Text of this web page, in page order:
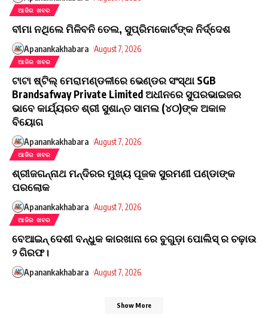
ଆଜିର ଖବର
ବୀମା ନଥିଲେ ମିଳିବନି ତେଲ, ସୁପ୍ରିମକୋର୍ଟଙ୍କ ନିର୍ଦ୍ଦେଶ
Apanankakhabara August 7, 2026
ଆଜିର ଖବର
ଟାଟା ଷ୍ଟିଲ୍ ମେରାମଣ୍ଡଳୀରେ ଭେଣ୍ଡର ସଂସ୍ଥା SGB
Brandsafway Private Limited ଅଧୀନରେ ସୁପରଭାଇଜର
ଭାବେ କାର୍ଯ୍ୟରତ ଶ୍ରୀ ସୁଶାନ୍ତ ସାମଲ (୪୦)ଙ୍କ ଅକାଳ
ବିୟୋଗ
Apanankakhabara August 7, 2026
ଆଜିର ଖବର
ଶ୍ରୀଜଗନ୍ନାଥ ମନ୍ଦିରର ମୁଖ୍ୟ ପୂଜକ ସୁରମଣୀ ପଣ୍ଡାଙ୍କ
ପରଲୋକ
Apanankakhabara August 7, 2026
ଆଜିର ଖବର
ବେଆଇନ୍ ଦେଶୀ ବନ୍ଧୁକ କାରଖାନା ରେ ବୁଗୁଡ଼ା ପୋଲିସ୍ ର ଚଢ଼ାଉ
୨ ଗିରଫ।
Apanankakhabara August 7, 2026
Show More